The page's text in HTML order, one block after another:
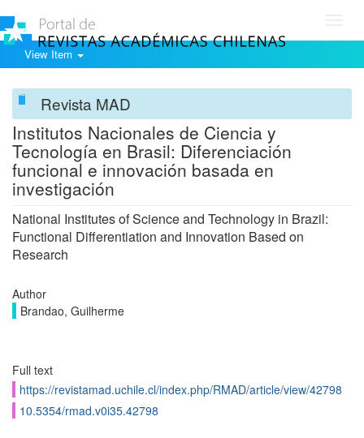
View Item
Revista MAD
Institutos Nacionales de Ciencia y
Tecnología en Brasil: Diferenciación
funcional e innovación basada en
investigación
National Institutes of Science and Technology in Brazil:
Functional Differentiation and Innovation Based on
Research
Author
Brandao, Guilherme
Full text
https://revistamad.uchile.cl/index.php/RMAD/article/view/42798
10.5354/rmad.v0i35.42798